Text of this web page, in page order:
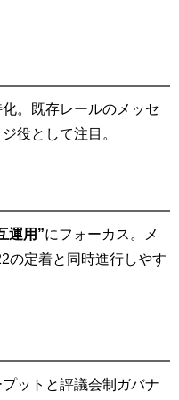
。既存レールのメッセ
役として注目。
運用”にフォーカス。メ
の定着と同時進行しやす
ットと評議会制ガバナ